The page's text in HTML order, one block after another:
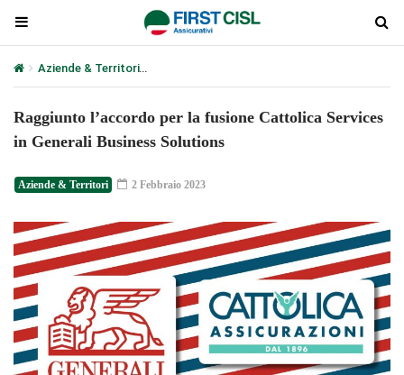
Aziende & Territori
Raggiunto l’accordo per la fusione Cattolica Services
in Generali Business Solutions
Aziende & Territori 2 Febbraio 2023